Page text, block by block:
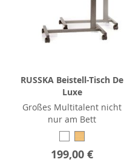
RUSSKA Beistell-Tisch De
Luxe
Großes Multitalent nicht
nur am Bett
199,00 €